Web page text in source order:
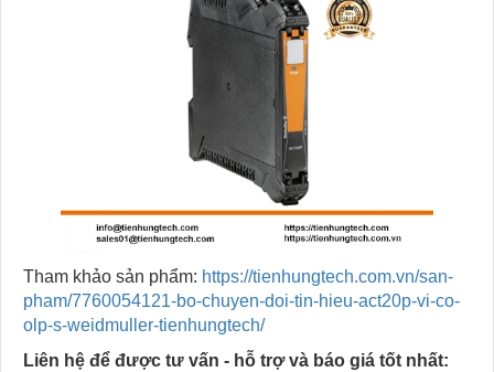
Tham khảo sản phẩm: https://tienhungtech.com.vn/san-
pham/7760054121-bo-chuyen-doi-tin-hieu-act20p-vi-co-
olp-s-weidmuller-tienhungtech/
Liên hệ để được tư vấn - hỗ trợ và báo giá tốt nhất: